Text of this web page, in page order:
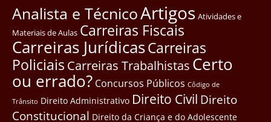
Analista e TécnicoArtigos Atividades e
Materiais de Aulas Carreiras Fiscais
Carreiras JurídicasCarreiras
Policiais Carreiras Trabalhistas Certo
ou errado? Concursos Públicos Côdigo de
Trânsito Direito Administrativo Direito Civil Direito
Constitucional Direito da Criança e do Adolescente